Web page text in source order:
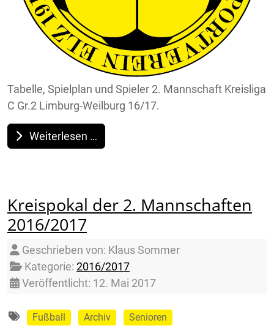
Tabelle, Spielplan und Spieler 2. Mannschaft Kreisliga
C Gr.2 Limburg-Weilburg 16/17.
Weiterlesen …
Kreispokal der 2. Mannschaften
2016/2017
Details
Geschrieben von: Klaus Sommer
Kategorie: 2016/2017
Veröffentlicht: 12. Mai 2017
Fußball Archiv Senioren